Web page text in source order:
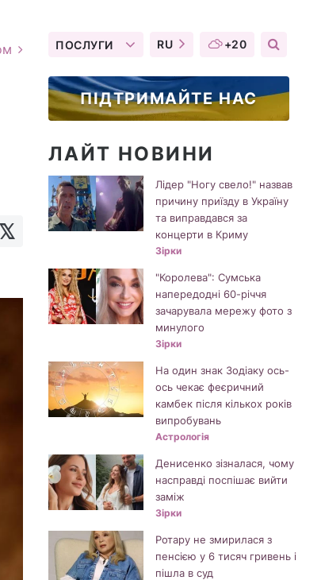
ПОСЛУГИ RU +20
ПІДТРИМАЙТЕ НАС
ЛАЙТ НОВИНИ
Лідер "Ногу свело!" назвав
причину приїзду в Україну
та виправдався за
концерти в Криму
Зірки
"Королева": Сумська
напередодні 60-річчя
зачарувала мережу фото з
минулого
Зірки
На один знак Зодіаку ось-
ось чекає феєричний
камбек після кількох років
випробувань
Астрологія
Денисенко зізналася, чому
насправді поспішає вийти
заміж
Зірки
Ротару не змирилася з
пенсією у 6 тисяч гривень і
пішла в суд